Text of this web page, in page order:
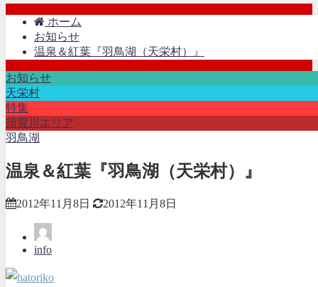
ホーム
お知らせ
温泉＆紅葉『羽鳥湖（天栄村）』
お知らせ
天栄村
特集
須賀川エリア
羽鳥湖
温泉＆紅葉『羽鳥湖（天栄村）』
2012年11月8日 2012年11月8日
info